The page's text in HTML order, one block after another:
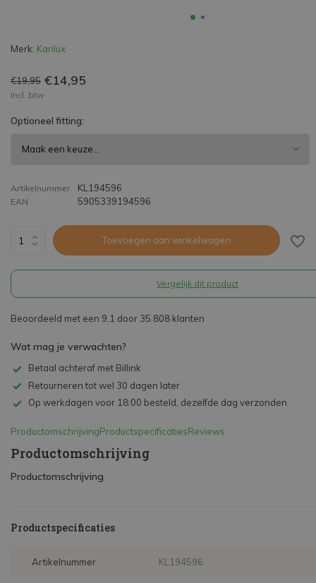
Merk: Kanlux
€19,95 €14,95
Incl. btw
Optioneel fitting:
Artikelnummer KL194596
EAN 5905339194596
Toevoegen aan winkelwagen
Vergelijk dit product
Beoordeeld met een 9,1 door 35.808 klanten
Wat mag je verwachten?
Betaal achteraf met Billink
Retourneren tot wel 30 dagen later
Op werkdagen voor 18:00 besteld, dezelfde dag verzonden.
ProductomschrijvingProductspecificatiesReviews
Productomschrijving
Productomschrijving
Productspecificaties
Artikelnummer KL194596